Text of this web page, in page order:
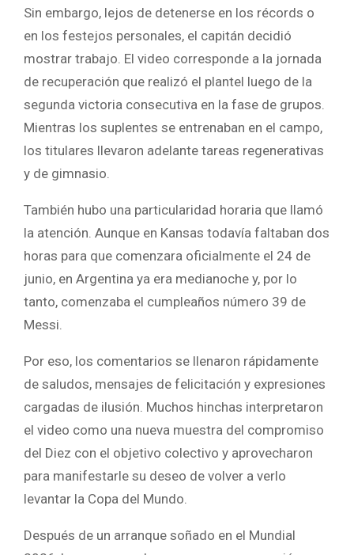
Sin embargo, lejos de detenerse en los récords o
en los festejos personales, el capitán decidió
mostrar trabajo. El video corresponde a la jornada
de recuperación que realizó el plantel luego de la
segunda victoria consecutiva en la fase de grupos.
Mientras los suplentes se entrenaban en el campo,
los titulares llevaron adelante tareas regenerativas
y de gimnasio.
También hubo una particularidad horaria que llamó
la atención. Aunque en Kansas todavía faltaban dos
horas para que comenzara oficialmente el 24 de
junio, en Argentina ya era medianoche y, por lo
tanto, comenzaba el cumpleaños número 39 de
Messi.
Por eso, los comentarios se llenaron rápidamente
de saludos, mensajes de felicitación y expresiones
cargadas de ilusión. Muchos hinchas interpretaron
el video como una nueva muestra del compromiso
del Diez con el objetivo colectivo y aprovecharon
para manifestarle su deseo de volver a verlo
levantar la Copa del Mundo.
Después de un arranque soñado en el Mundial